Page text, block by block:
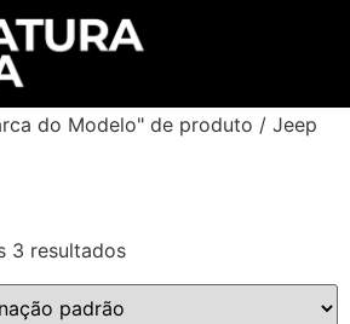
do Modelo" de produto / Jeep
3 resultados